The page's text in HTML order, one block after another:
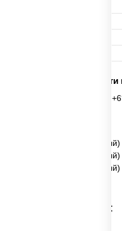
Срок
6 часов при t° от +2°C до
✅ Хотто ролл
✅ Хотто ролл
✅ Хотто ролл
Категории товара: